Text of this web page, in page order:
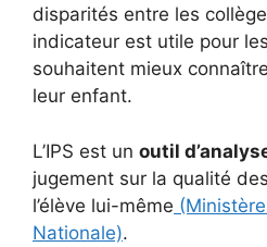
disparités entre les
indicateur est utile pour
souhaitent mieux
leur enfant.
L’IPS est un outil
jugement sur la qualité
l’élève lui-même
Nationale).